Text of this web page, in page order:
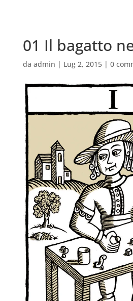
01 Il bagatto
da admin | Lug 2, 2015| 0